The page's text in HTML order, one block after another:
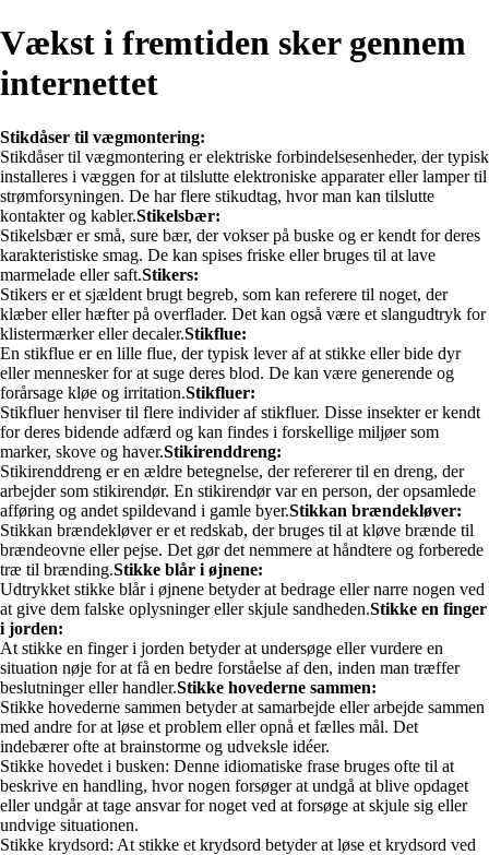
Vækst i fremtiden sker gennem
internettet
Stikdåser til vægmontering:
Stikdåser til vægmontering er elektriske forbindelsesenheder, der typisk
installeres i væggen for at tilslutte elektroniske apparater eller lamper til
strømforsyningen. De har flere stikudtag, hvor man kan tilslutte
kontakter og kabler.Stikelsbær:
Stikelsbær er små, sure bær, der vokser på buske og er kendt for deres
karakteristiske smag. De kan spises friske eller bruges til at lave
marmelade eller saft.Stikers:
Stikers er et sjældent brugt begreb, som kan referere til noget, der
klæber eller hæfter på overflader. Det kan også være et slangudtryk for
klistermærker eller decaler.Stikflue:
En stikflue er en lille flue, der typisk lever af at stikke eller bide dyr
eller mennesker for at suge deres blod. De kan være generende og
forårsage kløe og irritation.Stikfluer:
Stikfluer henviser til flere individer af stikfluer. Disse insekter er kendt
for deres bidende adfærd og kan findes i forskellige miljøer som
marker, skove og haver.Stikirenddreng:
Stikirenddreng er en ældre betegnelse, der refererer til en dreng, der
arbejder som stikirendør. En stikirendør var en person, der opsamlede
afføring og andet spildevand i gamle byer.Stikkan brændekløver:
Stikkan brændekløver er et redskab, der bruges til at kløve brænde til
brændeovne eller pejse. Det gør det nemmere at håndtere og forberede
træ til brænding.Stikke blår i øjnene:
Udtrykket stikke blår i øjnene betyder at bedrage eller narre nogen ved
at give dem falske oplysninger eller skjule sandheden.Stikke en finger
i jorden:
At stikke en finger i jorden betyder at undersøge eller vurdere en
situation nøje for at få en bedre forståelse af den, inden man træffer
beslutninger eller handler.Stikke hovederne sammen:
Stikke hovederne sammen betyder at samarbejde eller arbejde sammen
med andre for at løse et problem eller opnå et fælles mål. Det
indebærer ofte at brainstorme og udveksle idéer.
Stikke hovedet i busken: Denne idiomatiske frase bruges ofte til at
beskrive en handling, hvor nogen forsøger at undgå at blive opdaget
eller undgår at tage ansvar for noget ved at forsøge at skjule sig eller
undvige situationen.
Stikke krydsord: At stikke et krydsord betyder at løse et krydsord ved